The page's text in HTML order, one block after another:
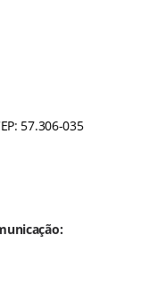
57.306-035